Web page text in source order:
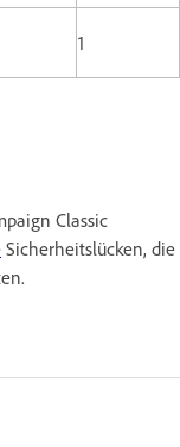
1
Classic
Sicherheitslücken, die